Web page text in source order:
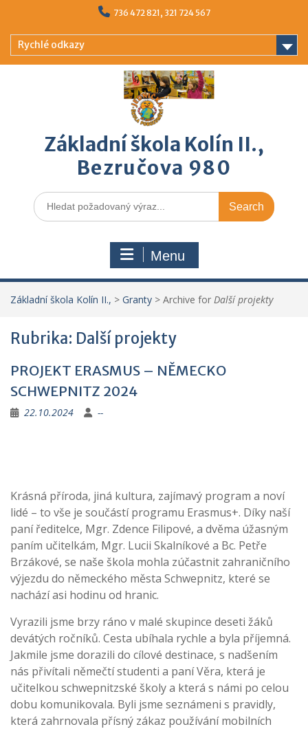
content
736 472 821, 321 724 567
Rychlé odkazy
Základní škola Kolín II.,
Bezručova 980
Search
for:
Menu
Základní škola Kolín II., > Granty > Archive for Další projekty
Rubrika: Další projekty
PROJEKT ERASMUS – NĚMECKO
SCHWEPNITZ 2024
22.10.2024 --
Krásná příroda, jiná kultura, zajímavý program a noví
lidé – to vše je součástí programu Erasmus+. Díky naší
paní ředitelce, Mgr. Zdence Filipové, a dvěma úžasným
paním učitelkám, Mgr. Lucii Skalníkové a Bc. Petře
Brzákové, se naše škola mohla zúčastnit zahraničního
výjezdu do německého města Schwepnitz, které se
nachází asi hodinu od hranic.
Vyrazili jsme brzy ráno v malé skupince deseti žáků
devátých ročníků. Cesta ubíhala rychle a byla příjemná.
Jakmile jsme dorazili do cílové destinace, s nadšením
nás přivítali němečtí studenti a paní Věra, která je
učitelkou schwepnitzské školy a která s námi po celou
dobu komunikovala. Byli jsme seznámeni s pravidly,
která zahrnovala přísný zákaz používání mobilních